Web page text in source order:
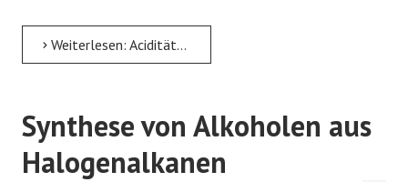
Weiterlesen: Acidität und Basizität von Alkoholen
Synthese von Alkoholen aus
Halogenalkanen